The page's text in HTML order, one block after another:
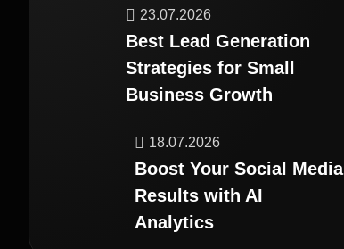
23.07.2026
Best Lead Generation
Strategies for Small
Business Growth
18.07.2026
Boost Your Social Media
Results with AI
Analytics